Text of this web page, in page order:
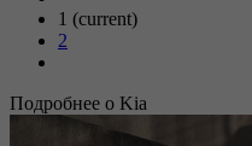
1 (current)
2
Подробнее о Kia